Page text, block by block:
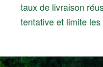
taux de livraison
tentative et limite